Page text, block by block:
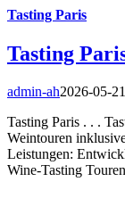
Tasting Paris
Tasting
admin-ah2026-05-
Tasting Paris . . .
Weintouren
Leistungen:
Wine-Tasting